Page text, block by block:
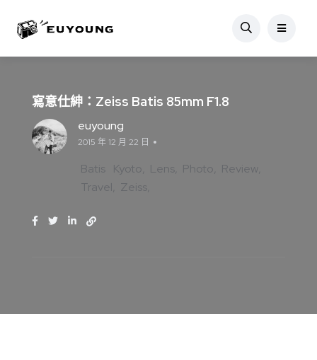
寫意仕紳：Zeiss Batis 85mm F1.8
euyoung
2015 年 12 月 22 日
Batis Kyoto Lens Photo
Review
Travel
Zeiss